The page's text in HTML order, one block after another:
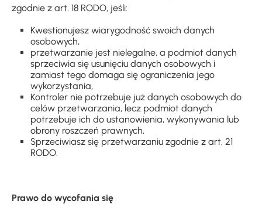
zgodnie z art. 18 RODO, jeśli:
Kwestionujesz wiarygodność swoich danych
osobowych,
przetwarzanie jest nielegalne, a podmiot danych
sprzeciwia się usunięciu danych osobowych i
zamiast tego domaga się ograniczenia jego
wykorzystania,
Kontroler nie potrzebuje już danych osobowych do
celów przetwarzania, lecz podmiot danych
potrzebuje ich do ustanowienia, wykonywania lub
obrony roszczeń prawnych,
Sprzeciwiasz się przetwarzaniu zgodnie z art. 21
RODO.
Prawo do wycofania się